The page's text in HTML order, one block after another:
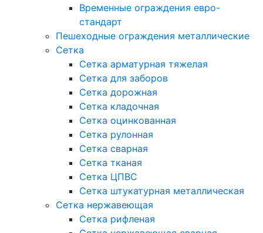
Временные ограждения евро-
стандарт
Пешеходные ограждения металлические
Сетка
Сетка арматурная тяжелая
Сетка для заборов
Сетка дорожная
Сетка кладочная
Сетка оцинкованная
Сетка рулонная
Сетка сварная
Сетка тканая
Сетка ЦПВС
Сетка штукатурная металлическая
Сетка нержавеющая
Сетка рифленая